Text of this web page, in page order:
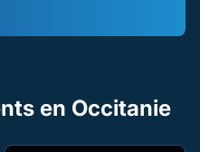
en Occitanie